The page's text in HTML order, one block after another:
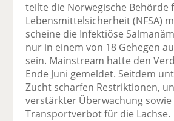
teilte die Norwegische Behörde
Lebensmittelsicherheit (NFSA)
scheine die Infektiöse
nur in einem von 18 Gehegen
sein. Mainstream hatte den
Ende Juni gemeldet. Seitdem
Zucht scharfen Restriktionen,
verstärkter Überwachung sowie
Transportverbot für die Lachse.